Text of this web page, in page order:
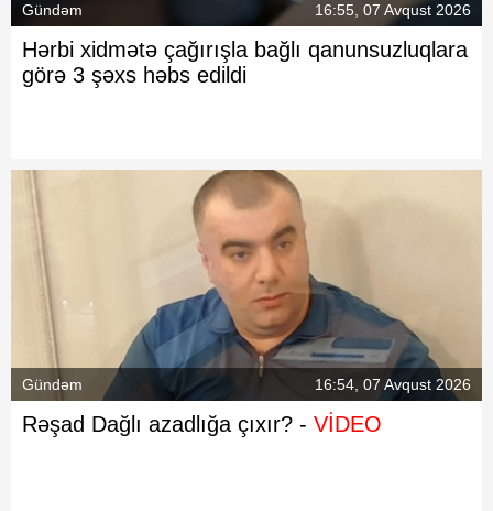
Gündəm 16:55, 07 Avqust 2026
Hərbi xidmətə çağırışla bağlı qanunsuzluqlara
görə 3 şəxs həbs edildi
Gündəm 16:54, 07 Avqust 2026
Rəşad Dağlı azadlığa çıxır? - VİDEO